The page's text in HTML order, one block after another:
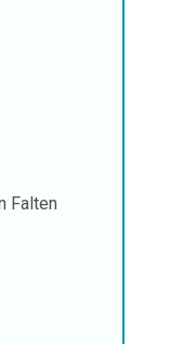
Falten